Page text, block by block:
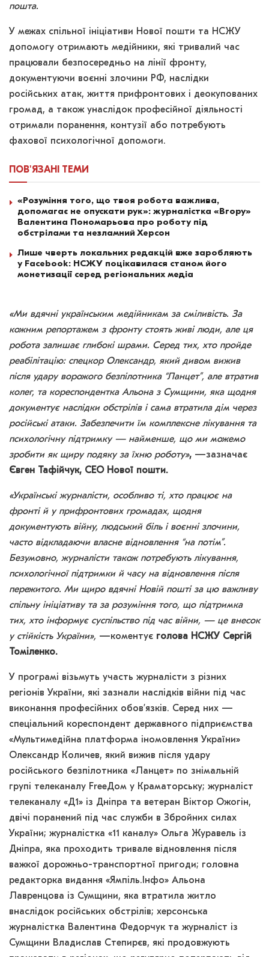
пошта.
У межах спільної ініціативи Нової пошти та НСЖУ
допомогу отримають медійники, які тривалий час
працювали безпосередньо на лінії фронту,
документуючи воєнні злочини РФ, наслідки
російських атак, життя прифронтових і деокупованих
громад, а також унаслідок професійної діяльності
отримали поранення, контузії або потребують
фахової психологічної допомоги.
ПОВ'ЯЗАНІ ТЕМИ
«Розуміння того, що твоя робота важлива,
допомагає не опускати рук»: журналістка «Вгору»
Валентина Пономарьова про роботу під
обстрілами та незламний Херсон
Лише чверть локальних редакцій вже заробляють
у Facebook: НСЖУ поцікавилася станом його
монетизації серед регіональних медіа
«Ми вдячні українським медійникам за сміливість. За
кожним репортажем з фронту стоять живі люди, але ця
робота залишає глибокі шрами. Серед тих, хто пройде
реабілітацію: спецкор Олександр, який дивом вижив
після удару ворожого безпілотника “Ланцет”, але втратив
колег, та кореспондентка Альона з Сумщини, яка щодня
документує наслідки обстрілів і сама втратила дім через
російські атаки. Забезпечити їм комплексне лікування та
психологічну підтримку — найменше, що ми можемо
зробити як щиру подяку за їхню роботу», —зазначає
Євген Тафійчук, CEO Нової пошти.
«Українські журналісти, особливо ті, хто працює на
фронті й у прифронтових громадах, щодня
документують війну, людський біль і воєнні злочини,
часто відкладаючи власне відновлення “на потім”.
Безумовно, журналісти також потребують лікування,
психологічної підтримки й часу на відновлення після
пережитого. Ми щиро вдячні Новій пошті за цю важливу
спільну ініціативу та за розуміння того, що підтримка
тих, хто інформує суспільство під час війни, — це внесок
у стійкість України», —коментує голова НСЖУ Сергій
Томіленко.
У програмі візьмуть участь журналісти з різних
регіонів України, які зазнали наслідків війни під час
виконання професійних обов’язків. Серед них —
спеціальний кореспондент державного підприємства
«Мультимедійна платформа іномовлення України»
Олександр Количев, який вижив після удару
російського безпілотника «Ланцет» по знімальній
групі телеканалу FreeДом у Краматорську; журналіст
телеканалу «Д1» із Дніпра та ветеран Віктор Ожогін,
двічі поранений під час служби в Збройних силах
України; журналістка «11 каналу» Ольга Журавель із
Дніпра, яка проходить тривале відновлення після
важкої дорожньо-транспортної пригоди; головна
редакторка видання «Ямпіль.Інфо» Альона
Лавренцова із Сумщини, яка втратила житло
внаслідок російських обстрілів; херсонська
журналістка Валентина Федорчук та журналіст із
Сумщини Владислав Степирєв, які продовжують